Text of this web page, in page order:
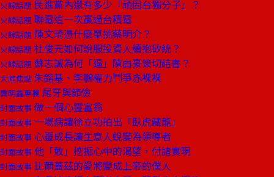
火線話題 民進黨內還有多少「頑固台獨分子」？
火線話題 聯電這一次贏過台積電
火線話題 陳文琦憑什麼單挑蔡明介？
火線話題 杜俊元如何說服投資人續抱矽統？
火線話題 蘇志誠為何「逼」陳由豪簽切結書？
大陸焦點 朱鎔基、李鵬權力鬥爭赤裸裸
龔明鑫專欄 尾牙與節儉
封面故事 做一個心靈富翁
封面故事 一場病讓徐立功拍出「臥虎藏龍」
封面故事 心靈成長讓生意人蛻變為領導者
封面故事 他「敢」挖掘心中的渴望，付諸實現
封面故事 比爾蓋茲的愛將變成上帝的僕人